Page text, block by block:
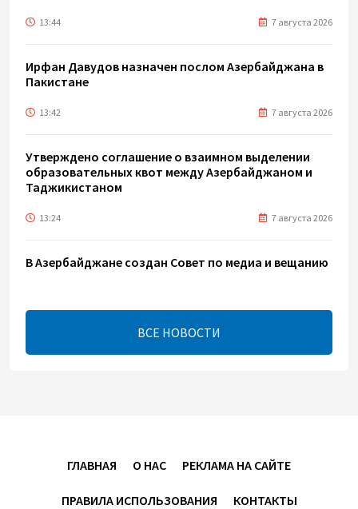
13:44 7 августа 2026
Ирфан Давудов назначен послом Азербайджана в
Пакистане
13:42 7 августа 2026
Утверждено соглашение о взаимном выделении
образовательных квот между Азербайджаном и
Таджикистаном
13:24 7 августа 2026
В Азербайджане создан Совет по медиа и вещанию
13:16 7 августа 2026
ЕАЭС расширяет финансовый рынок и вводит
ВСЕ НОВОСТИ
ГЛАВНАЯ О НАС РЕКЛАМА НА САЙТЕ
ПРАВИЛА ИСПОЛЬЗОВАНИЯ КОНТАКТЫ